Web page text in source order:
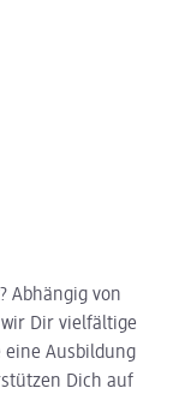
Abhängig von
Dir vielfältige
eine Ausbildung
Dich auf